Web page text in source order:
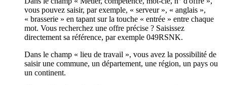
vous pouvez saisir, par exemple, « serveur », « anglais »,
« brasserie » en tapant sur la touche « entrée » entre chaque
mot. Vous recherchez une offre précise ? Saisissez
directement sa référence, par exemple 049RSNK.
Dans le champ « lieu de travail », vous avez la possibilité de
saisir une commune, un département, une région, un pays ou
un continent.